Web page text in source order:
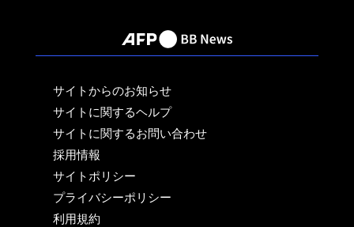
サイトからのお知らせ
サイトに関するヘルプ
サイトに関するお問い合わせ
採用情報
サイトポリシー
プライバシーポリシー
利用規約